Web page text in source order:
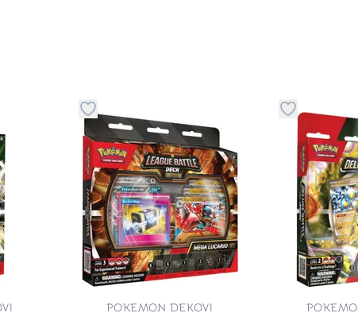
stvari u kategoriju omiljenoDugme za dodavanje stvari u kategoriju
POKEMON DEKOVI
Dugme za